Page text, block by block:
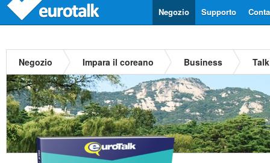
Supporto
Negozio
Negozio Impara il coreano Business